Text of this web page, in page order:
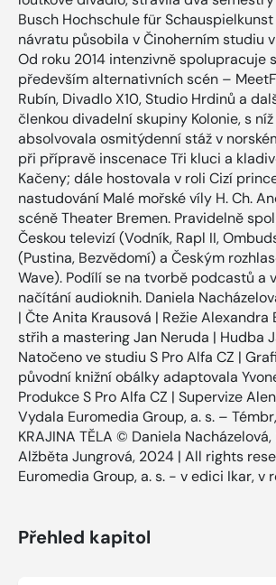
Busch Hochschule für Schauspielkunst
návratu působila v Činoherním studiu
Od roku 2014 intenzivně spolupracuje
především alternativních scén –
Rubín, Divadlo X10, Studio Hrdinů a
členkou divadelní skupiny Kolonie, s
absolvovala osmitýdenní stáž v
při přípravě inscenace Tři kluci a
Kačeny; dále hostovala v roli Cizí
nastudování Malé mořské víly H. Ch.
scéně Theater Bremen. Pravidelně
Českou televizí (Vodník, Rapl II,
(Pustina, Bezvědomí) a Českým
Wave). Podílí se na tvorbě podcastů a
načítání audioknih. Daniela
| Čte Anita Krausová | Režie Alexandra
střih a mastering Jan Neruda | Hudba
Natočeno ve studiu S Pro Alfa CZ |
původní knižní obálky adaptovala
Produkce S Pro Alfa CZ | Supervize
Vydala Euromedia Group, a. s. –
KRAJINA TĚLA © Daniela
Alžběta Jungrová, 2024 | All rights
Euromedia Group, a. s. - v edici Ikar, v
Přehled kapitol